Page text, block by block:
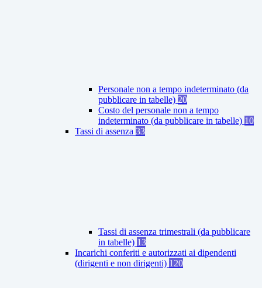
Personale non a tempo indeterminato (da
pubblicare in tabelle) 20
Costo del personale non a tempo
indeterminato (da pubblicare in tabelle) 10
Tassi di assenza 33
Tassi di assenza trimestrali (da pubblicare
in tabelle) 13
Incarichi conferiti e autorizzati ai dipendenti
(dirigenti e non dirigenti) 120